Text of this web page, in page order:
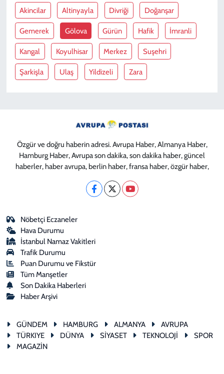
Akincilar Altinyayla Divriği Doğanşar
Gemerek Gölova Gürün Hafik İmranli
Kangal Koyulhisar Merkez Suşehri
Şarkişla Ulaş Yildizeli Zara
Özgür ve doğru haberin adresi. Avrupa Haber, Almanya Haber,
Hamburg Haber, Avrupa son dakika, son dakika haber, güncel
haberler, haber avrupa, berlin haber, fransa haber, özgür haber,
Nöbetçi Eczaneler
Hava Durumu
İstanbul Namaz Vakitleri
Trafik Durumu
Puan Durumu ve Fikstür
Tüm Manşetler
Son Dakika Haberleri
Haber Arşivi
GÜNDEM HAMBURG ALMANYA
AVRUPA
TÜRKIYE
DÜNYA SİYASET TEKNOLOJİ
SPOR
MAGAZİN